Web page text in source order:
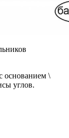
основанием \
углов.